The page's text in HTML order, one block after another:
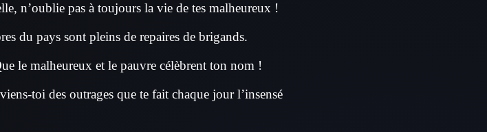
n’oublie pas à toujours la vie de tes malheureux !
du pays sont pleins de repaires de brigands.
le malheureux et le pauvre célèbrent ton nom !
toi des outrages que te fait chaque jour l’insensé